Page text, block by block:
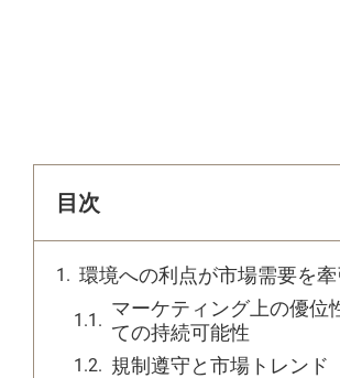
目次
環境への利点が市場需要を牽
マーケティング上の優位
ての持続可能性
規制遵守と市場トレンド